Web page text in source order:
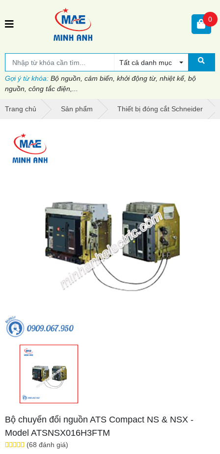
Tất cả danh mục
Gợi ý từ khóa: Bộ nguồn, cảm biến, khởi động từ, nhiệt kế, bộ
nguồn, công tắc điện,...
0
Trang chủ Sản phẩm Thiết bị đóng cắt Schneider
Bộ chuyển đổi nguồn ATS Compact NS & NSX -
Model ATSNSX016H3FTM
(68 đánh giá)